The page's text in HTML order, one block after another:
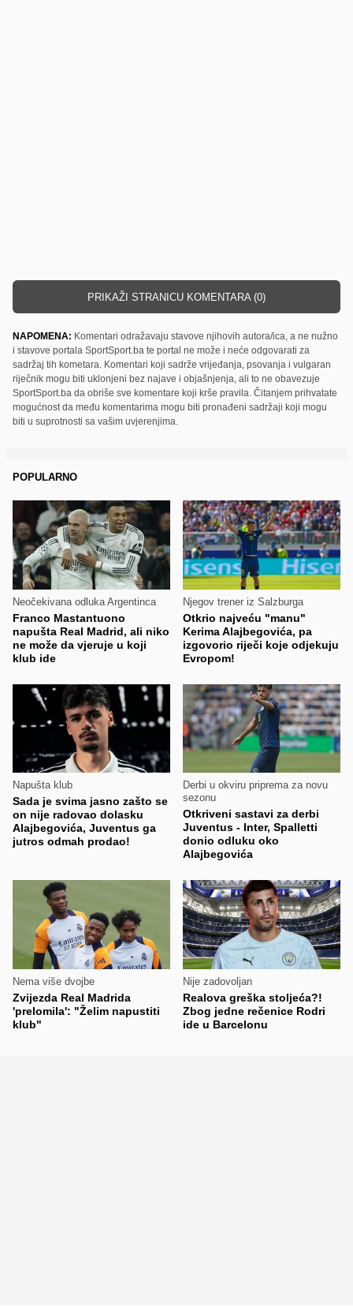
PRIKAŽI STRANICU KOMENTARA (0)
NAPOMENA: Komentari odražavaju stavove njihovih autora/ica, a ne nužno
i stavove portala SportSport.ba te portal ne može i neće odgovarati za
sadržaj tih kometara. Komentari koji sadrže vrijeđanja, psovanja i vulgaran
riječnik mogu biti uklonjeni bez najave i objašnjenja, ali to ne obavezuje
SportSport.ba da obriše sve komentare koji krše pravila. Čitanjem prihvatate
mogućnost da među komentarima mogu biti pronađeni sadržaji koji mogu
biti u suprotnosti sa vašim uvjerenjima.
POPULARNO
Neočekivana odluka Argentinca
Franco Mastantuono
napušta Real Madrid, ali niko
ne može da vjeruje u koji
klub ide
Njegov trener iz Salzburga
Otkrio najveću "manu"
Kerima Alajbegovića, pa
izgovorio riječi koje odjekuju
Evropom!
Napušta klub
Sada je svima jasno zašto se
on nije radovao dolasku
Alajbegovića, Juventus ga
jutros odmah prodao!
Derbi u okviru priprema za novu
sezonu
Otkriveni sastavi za derbi
Juventus - Inter, Spalletti
donio odluku oko
Alajbegovića
Nema više dvojbe
Zvijezda Real Madrida
'prelomila': "Želim napustiti
klub"
Nije zadovoljan
Realova greška stoljeća?!
Zbog jedne rečenice Rodri
ide u Barcelonu